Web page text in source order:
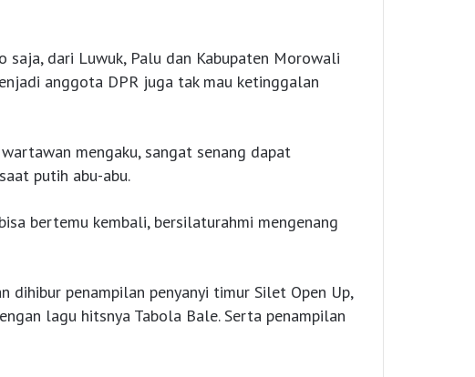
dari Luwuk, Palu dan Kabupaten Morowali
anggota DPR juga tak mau ketinggalan
mengaku, sangat senang dapat
putih abu-abu.
bertemu kembali, bersilaturahmi mengenang
dihibur penampilan penyanyi timur Silet Open Up,
lagu hitsnya Tabola Bale. Serta penampilan